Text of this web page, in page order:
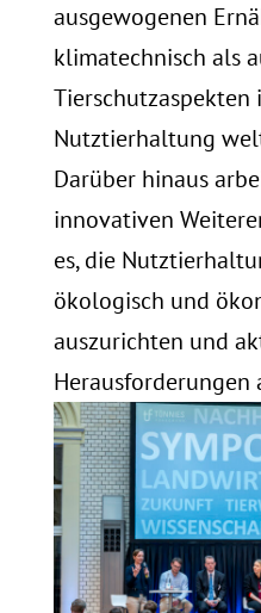
ausgewogenen
klimatechnisch als
Tierschutzaspekten
Nutztierhaltung
Darüber hinaus
innovativen
es, die
ökologisch und
auszurichten und
Herausforderungen